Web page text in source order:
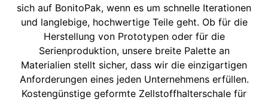
sich auf BonitoPak, wenn es um schnelle Iterationen
und langlebige, hochwertige Teile geht. Ob für die
Herstellung von Prototypen oder für die
Serienproduktion, unsere breite Palette an
Materialien stellt sicher, dass wir die einzigartigen
Anforderungen eines jeden Unternehmens erfüllen.
Kostengünstige geformte Zellstoffhalterschale für